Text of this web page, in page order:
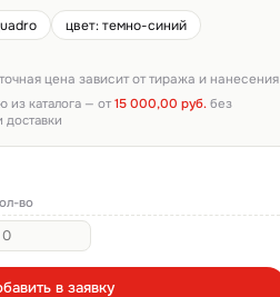
цвет: темно-синий
цена зависит от тиража и нанесения
из каталога — от15 000,00 руб. без
доставки
во
в заявку